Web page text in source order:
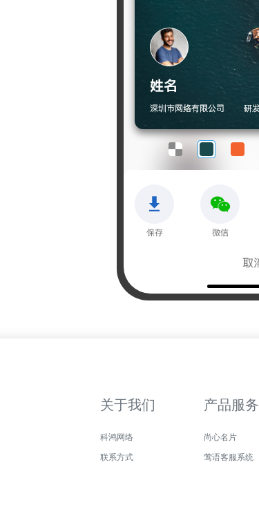
关于我们
科鸿网络
联系方式
产品服务
尚心名片
莺语客服系统